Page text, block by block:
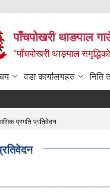
पाँचपोखरी थाङपाल
"पाँचपोखरी थाङ्पाल
वडा कार्यालयहरु निति
प्रगति प्रतिवेदन